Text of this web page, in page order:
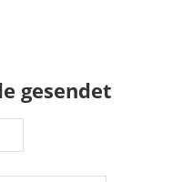
gesendet